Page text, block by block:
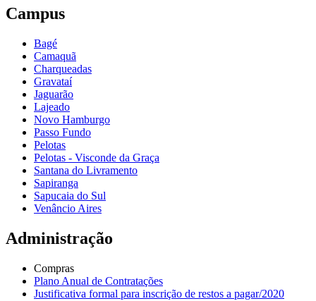
Campus
Bagé
Camaquã
Charqueadas
Gravataí
Jaguarão
Lajeado
Novo Hamburgo
Passo Fundo
Pelotas
Pelotas - Visconde da Graça
Santana do Livramento
Sapiranga
Sapucaia do Sul
Venâncio Aires
Administração
Compras
Plano Anual de Contratações
Justificativa formal para inscrição de restos a pagar/2020